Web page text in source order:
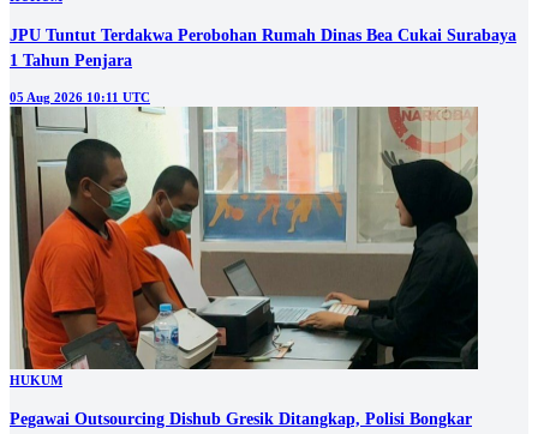
JPU Tuntut Terdakwa Perobohan Rumah Dinas Bea Cukai Surabaya
1 Tahun Penjara
05 Aug 2026 10:11 UTC
HUKUM
Pegawai Outsourcing Dishub Gresik Ditangkap, Polisi Bongkar